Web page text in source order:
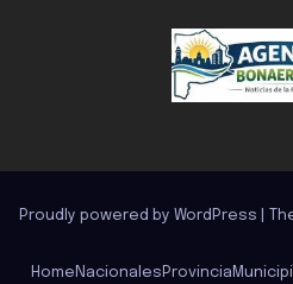
Proudly powered by WordPress
Home Nacionales Provincia